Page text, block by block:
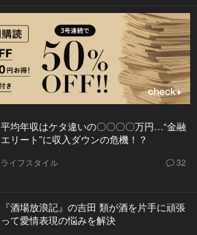
平均年収はケタ違いの〇〇〇〇万円…“金融
エリート”に収入ダウンの危機！？
ライフスタイル 32
『酒場放浪記』の吉田 類が酒を片手に頑張
って愛情表現の悩みを解決